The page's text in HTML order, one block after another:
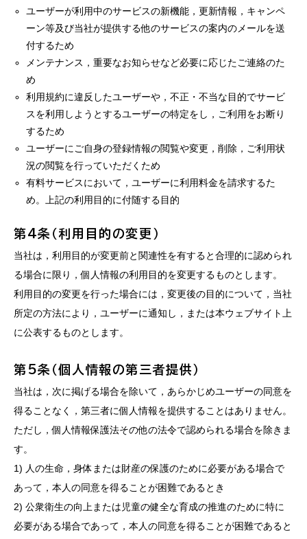
ユーザーが利用中のサービスの新機能，更新情報，キャンペ
ーン等及び当社が提供する他のサービスの案内のメールを送
付するため
メンテナンス，重要なお知らせなど必要に応じたご連絡のた
め
利用規約に違反したユーザーや，不正・不当な目的でサービ
スを利用しようとするユーザーの特定をし，ご利用をお断り
するため
ユーザーにご自身の登録情報の閲覧や変更，削除，ご利用状
況の閲覧を行っていただくため
有料サービスにおいて，ユーザーに利用料金を請求するた
め。上記の利用目的に付随する目的
第4条（利用目的の変更）
当社は，利用目的が変更前と関連性を有すると合理的に認められ
る場合に限り，個人情報の利用目的を変更するものとします。
利用目的の変更を行った場合には，変更後の目的について，当社
所定の方法により，ユーザーに通知し，または本ウェブサイト上
に公表するものとします。
第5条（個人情報の第三者提供）
当社は，次に掲げる場合を除いて，あらかじめユーザーの同意を
得ることなく，第三者に個人情報を提供することはありません。
ただし，個人情報保護法その他の法令で認められる場合を除きま
す。
1) 人の生命，身体または財産の保護のために必要がある場合で
あって，本人の同意を得ることが困難であるとき
2) 公衆衛生の向上または児童の健全な育成の推進のために特に
必要がある場合であって，本人の同意を得ることが困難であると